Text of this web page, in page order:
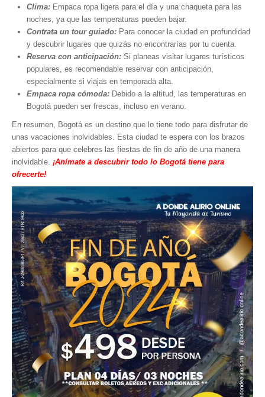
Clima: Empaca ropa ligera para el día y una chaqueta para las
noches, ya que las temperaturas pueden bajar.
Contrata un tour guiado: Para conocer la ciudad en profundidad
y descubrir lugares que quizás no encontrarías por tu cuenta.
Reserva con anticipación: Si planeas visitar lugares turísticos
populares, es recomendable reservar con anticipación,
especialmente si viajas en temporada alta.
Empaca ropa cómoda: Debido a la altitud, las temperaturas en
Bogotá pueden ser frescas, incluso en verano.
En resumen, Bogotá es un destino que lo tiene todo para disfrutar de
unas vacaciones inolvidables. Esta ciudad te espera con los brazos
abiertos para que celebres las fiestas de fin de año de una manera
inolvidable. ¡Anímate a descubrir todo lo Bogotá tiene para
ofrecerte!